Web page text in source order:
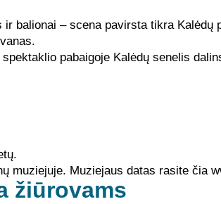
balionai – scena pavirsta tikra Kalėdų
pabaigoje Kalėdų senelis
muziejuje. Muziejaus datas rasite čia
žiūrovams